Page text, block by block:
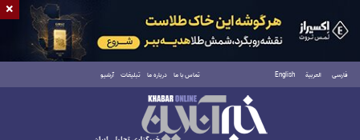
فارسی العربية English تماس با ما درباره ما تبلیغات آرشیو
یکشنبه ۱۸ مرداد ۱۴۰۵
×